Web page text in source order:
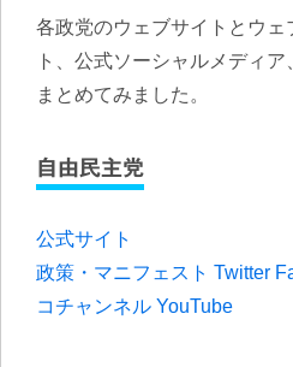
各政党のウェブサイトとウェ
ト、公式ソーシャルメディ
まとめてみました。
自由民主党
公式サイト
政策・マニフェスト Twitter
コチャンネル YouTube